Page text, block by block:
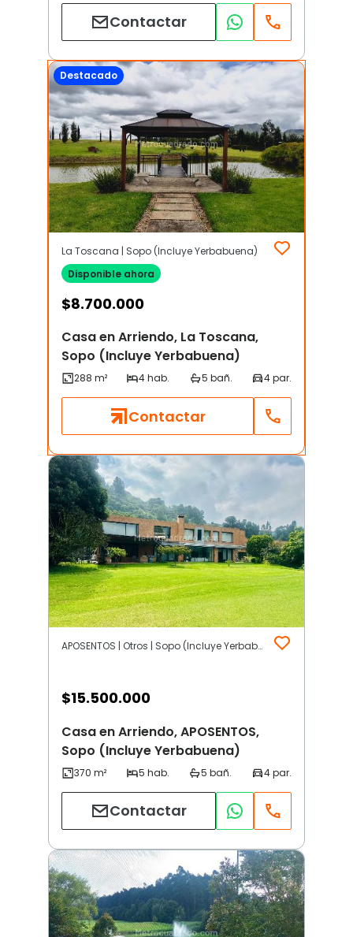
Contactar
Destacado
La Toscana | Sopo (Incluye Yerbabuena)
Disponible ahora
$8.700.000
Casa en Arriendo, La Toscana,
Sopo (Incluye Yerbabuena)
Contactar
APOSENTOS | Otros | Sopo (Incluye Yerbabuena)
$15.500.000
Casa en Arriendo, APOSENTOS,
Sopo (Incluye Yerbabuena)
Contactar